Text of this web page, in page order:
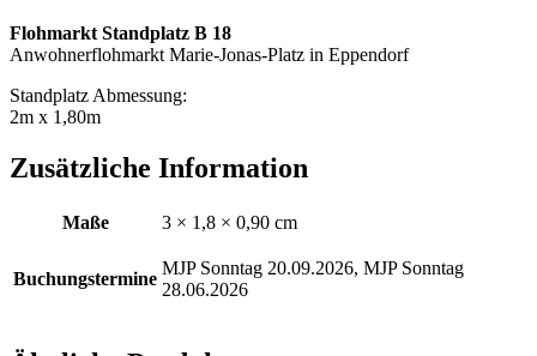
Flohmarkt Standplatz B 18
Anwohnerflohmarkt Marie-Jonas-Platz in Eppendorf
Standplatz Abmessung:
2m x 1,80m
Zusätzliche Information
Maße 3 × 1,8 × 0,90 cm
Buchungstermine
MJP Sonntag 20.09.2026, MJP Sonntag
28.06.2026